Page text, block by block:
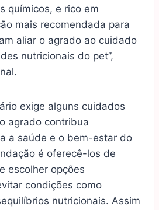
químicos, e rico em
mais recomendada para
aliar o agrado ao cuidado
nutricionais do pet”,
exige alguns cuidados
agrado contribua
a saúde e o bem-estar do
é oferecê-los de
escolher opções
condições como
nutricionais. Assim